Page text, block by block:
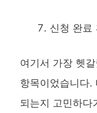
신청 완료
여기서 가장 헷갈
항목이었습니다.
되는지 고민하다